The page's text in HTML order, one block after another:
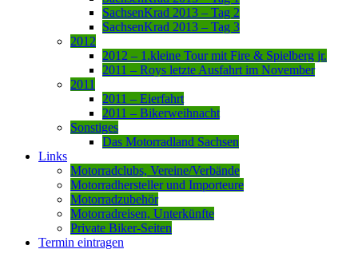
SachsenKrad 2013 – Tag 2
SachsenKrad 2013 – Tag 3
2012
2012 – 1.kleine Tour mit Fire & Spielberg jr.
2011 – Roys letzte Ausfahrt im November
2011
2011 – Eierfahrt
2011 – Bikerweihnacht
Sonstiges
Das Motorradland Sachsen
Links
Motorradclubs, Vereine/Verbände
Motorradhersteller und Importeure
Motorradzubehör
Motorradreisen, Unterkünfte
Private Biker-Seiten
Termin eintragen